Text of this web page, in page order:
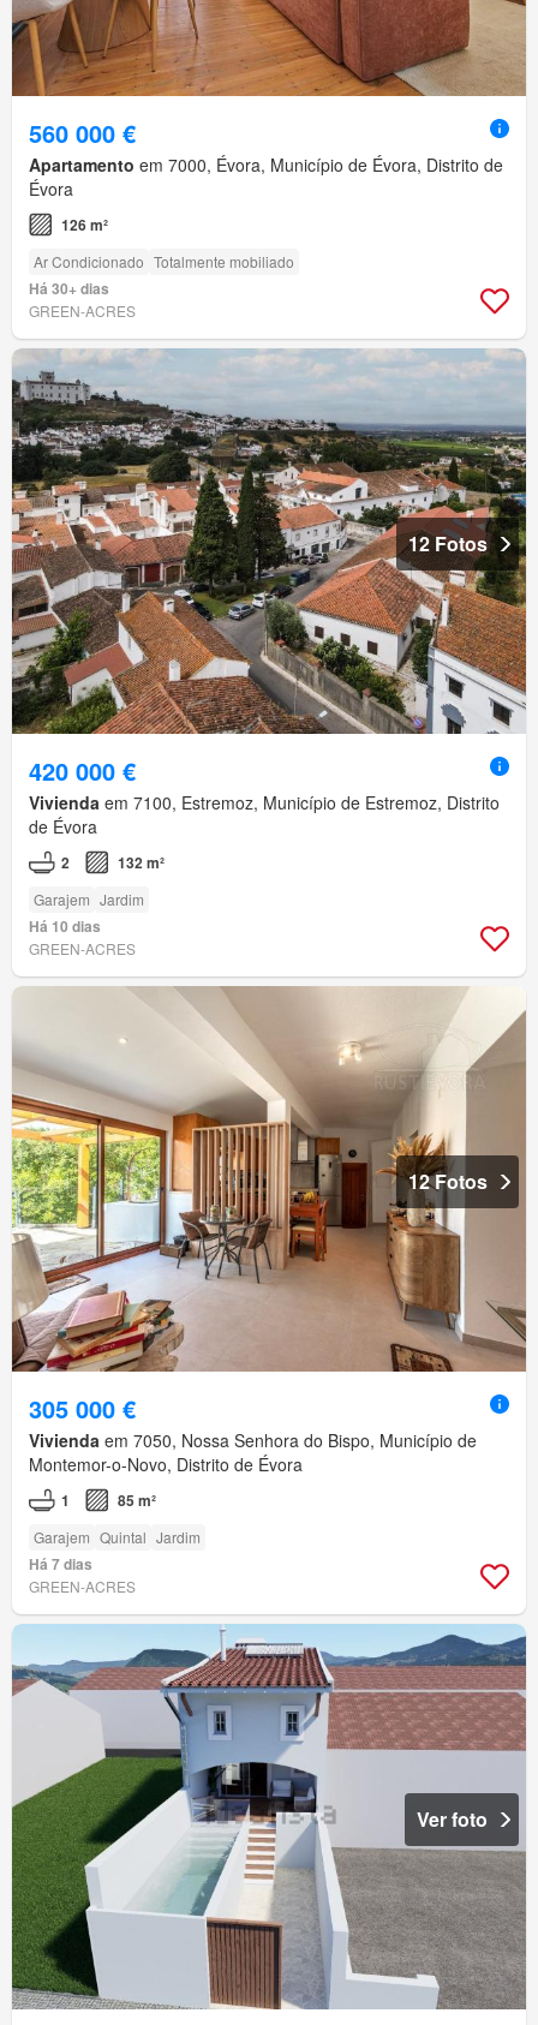
560 000 €
Apartamento em 7000, Évora, Município de Évora, Distrito de
Évora
126 m²
Ar Condicionado Totalmente mobiliado
Há 30+ dias
GREEN-ACRES
12 Fotos
420 000 €
Vivienda em 7100, Estremoz, Município de Estremoz, Distrito
de Évora
2 132 m²
Garajem Jardim
Há 10 dias
GREEN-ACRES
12 Fotos
305 000 €
Vivienda em 7050, Nossa Senhora do Bispo, Município de
Montemor-o-Novo, Distrito de Évora
1 85 m²
Garajem Quintal Jardim
Há 7 dias
GREEN-ACRES
Ver foto